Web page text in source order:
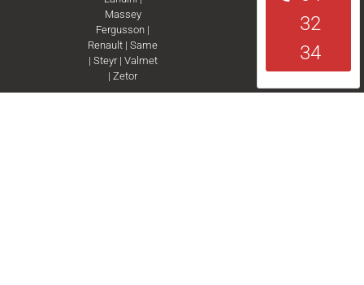
Massey
Fergusson |
Renault |Same
| Steyr| Valmet
|Zetor
32
34